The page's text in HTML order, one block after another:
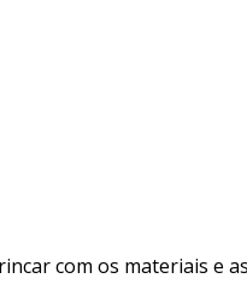
com os materiais e